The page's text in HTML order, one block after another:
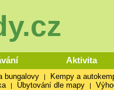
Aktivita
bungalovy | Kempy a
| Ubytování dle mapy |